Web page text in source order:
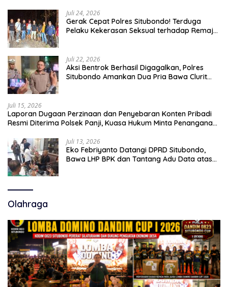
Juli 24, 2026
Gerak Cepat Polres Situbondo! Terduga
Pelaku Kekerasan Seksual terhadap Remaja
Juli 22, 2026
Aksi Bentrok Berhasil Digagalkan, Polres
Situbondo Amankan Dua Pria Bawa Clurit
Juli 15, 2026
Laporan Dugaan Perzinaan dan Penyebaran Konten Pribadi
Resmi Diterima Polsek Panji, Kuasa Hukum Minta Penanganan
Juli 13, 2026
Eko Febriyanto Datangi DPRD Situbondo,
Bawa LHP BPK dan Tantang Adu Data atas
Olahraga